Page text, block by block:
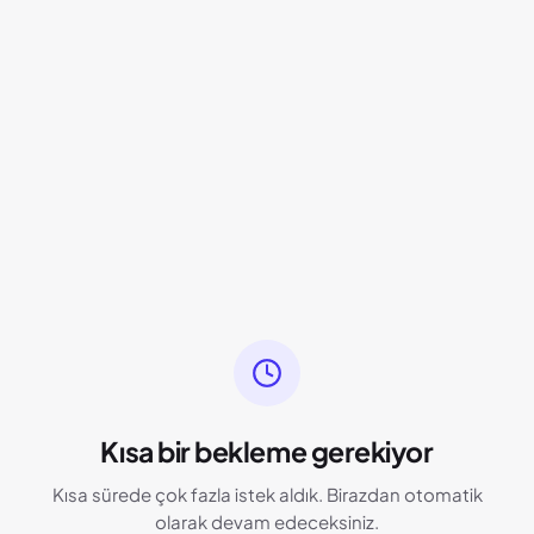
Kısa bir bekleme gerekiyor
Kısa sürede çok fazla istek aldık. Birazdan otomatik
olarak devam edeceksiniz.